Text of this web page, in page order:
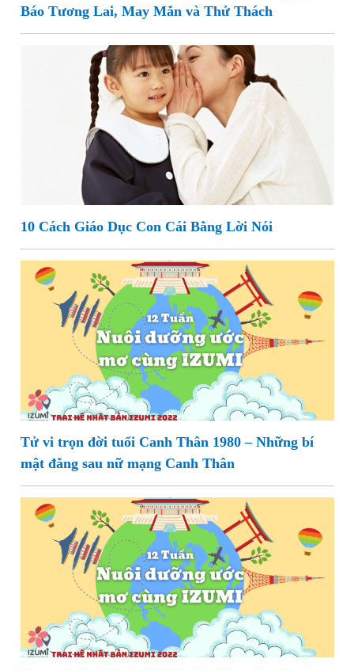
Báo Tương Lai, May Mắn và Thử Thách
10 Cách Giáo Dục Con Cái Bằng Lời Nói
Tử vi trọn đời tuổi Canh Thân 1980 – Những bí
mật đằng sau nữ mạng Canh Thân